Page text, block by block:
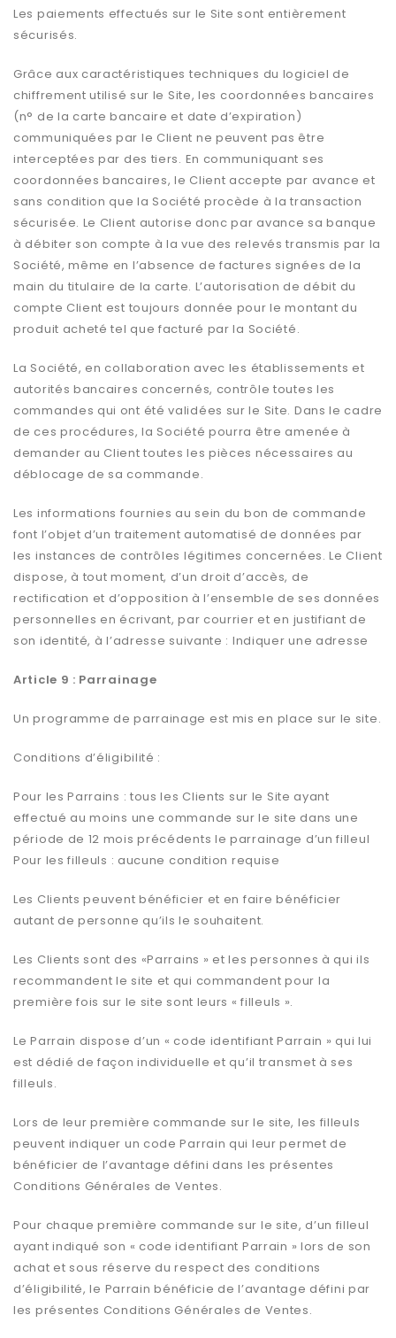
Les paiements effectués sur le Site sont entièrement
sécurisés.
Grâce aux caractéristiques techniques du logiciel de
chiffrement utilisé sur le Site, les coordonnées bancaires
(n° de la carte bancaire et date d’expiration)
communiquées par le Client ne peuvent pas être
interceptées par des tiers. En communiquant ses
coordonnées bancaires, le Client accepte par avance et
sans condition que la Société procède à la transaction
sécurisée. Le Client autorise donc par avance sa banque
à débiter son compte à la vue des relevés transmis par la
Société, même en l’absence de factures signées de la
main du titulaire de la carte. L’autorisation de débit du
compte Client est toujours donnée pour le montant du
produit acheté tel que facturé par la Société.
La Société, en collaboration avec les établissements et
autorités bancaires concernés, contrôle toutes les
commandes qui ont été validées sur le Site. Dans le cadre
de ces procédures, la Société pourra être amenée à
demander au Client toutes les pièces nécessaires au
déblocage de sa commande.
Les informations fournies au sein du bon de commande
font l’objet d’un traitement automatisé de données par
les instances de contrôles légitimes concernées. Le Client
dispose, à tout moment, d’un droit d’accès, de
rectification et d’opposition à l’ensemble de ses données
personnelles en écrivant, par courrier et en justifiant de
son identité, à l’adresse suivante : Indiquer une adresse
Article 9 : Parrainage
Un programme de parrainage est mis en place sur le site.
Conditions d’éligibilité :
Pour les Parrains : tous les Clients sur le Site ayant
effectué au moins une commande sur le site dans une
période de 12 mois précédents le parrainage d’un filleul
Pour les filleuls : aucune condition requise
Les Clients peuvent bénéficier et en faire bénéficier
autant de personne qu’ils le souhaitent.
Les Clients sont des «Parrains » et les personnes à qui ils
recommandent le site et qui commandent pour la
première fois sur le site sont leurs « filleuls ».
Le Parrain dispose d’un « code identifiant Parrain » qui lui
est dédié de façon individuelle et qu’il transmet à ses
filleuls.
Lors de leur première commande sur le site, les filleuls
peuvent indiquer un code Parrain qui leur permet de
bénéficier de l’avantage défini dans les présentes
Conditions Générales de Ventes.
Pour chaque première commande sur le site, d’un filleul
ayant indiqué son « code identifiant Parrain » lors de son
achat et sous réserve du respect des conditions
d’éligibilité, le Parrain bénéficie de l’avantage défini par
les présentes Conditions Générales de Ventes.